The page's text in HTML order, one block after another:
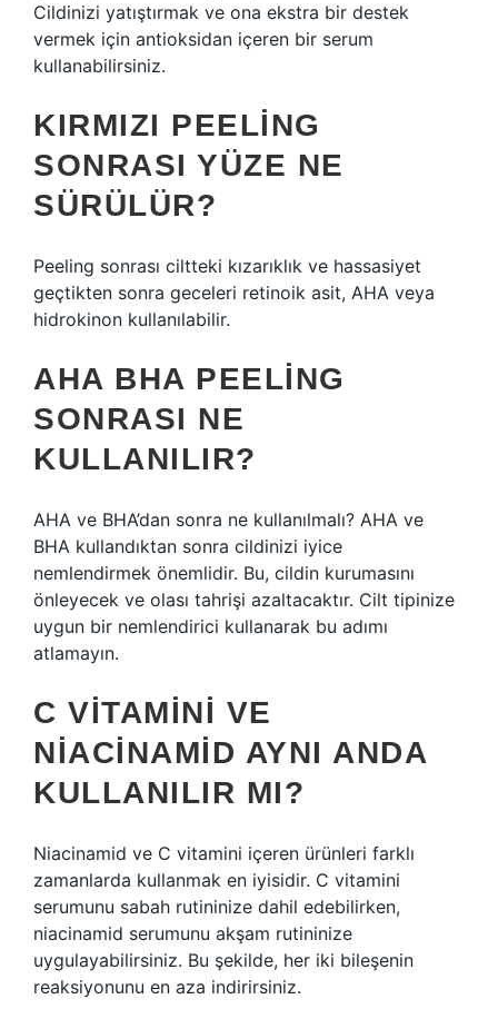
Cildinizi yatıştırmak ve ona ekstra bir destek
vermek için antioksidan içeren bir serum
kullanabilirsiniz.
KIRMIZI PEELING
SONRASI YÜZE NE
SÜRÜLÜR?
Peeling sonrası ciltteki kızarıklık ve hassasiyet
geçtikten sonra geceleri retinoik asit, AHA veya
hidrokinon kullanılabilir.
AHA BHA PEELING
SONRASI NE
KULLANILIR?
AHA ve BHA’dan sonra ne kullanılmalı? AHA ve
BHA kullandıktan sonra cildinizi iyice
nemlendirmek önemlidir. Bu, cildin kurumasını
önleyecek ve olası tahrişi azaltacaktır. Cilt tipinize
uygun bir nemlendirici kullanarak bu adımı
atlamayın.
C VITAMINI VE
NIACINAMID AYNI ANDA
KULLANILIR MI?
Niacinamid ve C vitamini içeren ürünleri farklı
zamanlarda kullanmak en iyisidir. C vitamini
serumunu sabah rutininize dahil edebilirken,
niacinamid serumunu akşam rutininize
uygulayabilirsiniz. Bu şekilde, her iki bileşenin
reaksiyonunu en aza indirirsiniz.